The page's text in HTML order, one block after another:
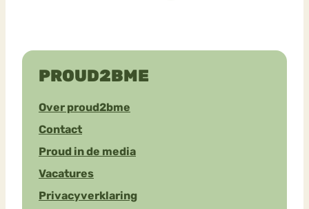
PROUD2BME
Over proud2bme
Contact
Proud in de media
Vacatures
Privacyverklaring